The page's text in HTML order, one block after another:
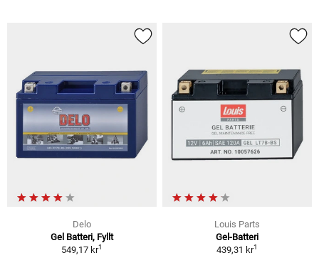
Delo
Gel Batteri, Fyllt
549,17 kr1
Louis Parts
Gel-Batteri
439,31 kr1